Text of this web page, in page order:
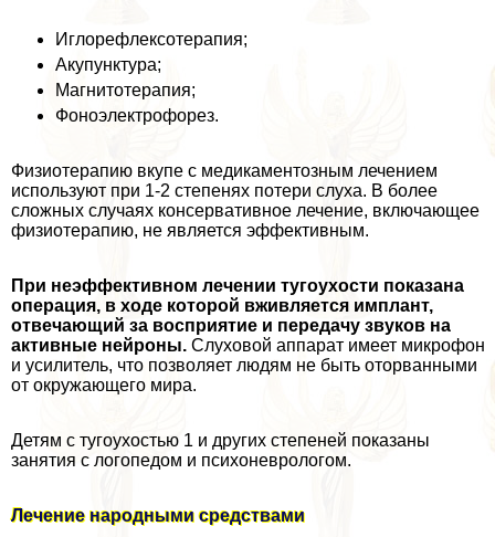
Иглорефлексотерапия;
Акупунктура;
Магнитотерапия;
Фоноэлектрофорез.
Физиотерапию вкупе с медикаментозным лечением
используют при 1-2 степенях потери слуха. В более
сложных случаях консервативное лечение, включающее
физиотерапию, не является эффективным.
При неэффективном лечении тугоухости показана
операция, в ходе которой вживляется имплант,
отвечающий за восприятие и передачу звуков на
активные нейроны. Слуховой аппарат имеет микрофон
и усилитель, что позволяет людям не быть оторванными
от окружающего мира.
Детям с тугоухостью 1 и других степеней показаны
занятия с логопедом и психоневрологом.
Лечение народными средствами